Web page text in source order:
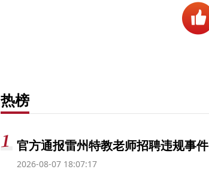
热榜
官方通报雷州特教老师招聘违规事件
2026-08-07 18:07:17